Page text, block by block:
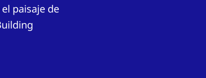
paisaje de